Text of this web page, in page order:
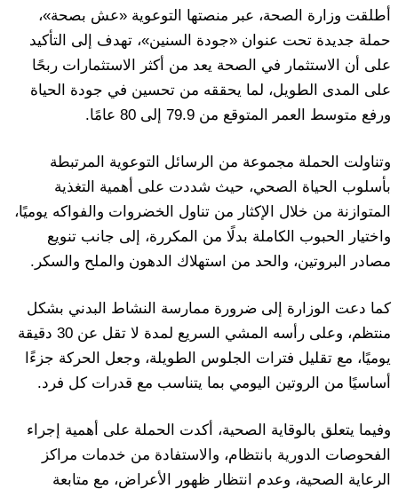
أطلقت وزارة الصحة، عبر منصتها التوعوية «عش بصحة»،
حملة جديدة تحت عنوان «جودة السنين»، تهدف إلى التأكيد
على أن الاستثمار في الصحة يعد من أكثر الاستثمارات ربحًا
على المدى الطويل، لما يحققه من تحسين في جودة الحياة
ورفع متوسط العمر المتوقع من 79.9 إلى 80 عامًا.
وتناولت الحملة مجموعة من الرسائل التوعوية المرتبطة
بأسلوب الحياة الصحي، حيث شددت على أهمية التغذية
المتوازنة من خلال الإكثار من تناول الخضروات والفواكه يوميًا،
واختيار الحبوب الكاملة بدلًا من المكررة، إلى جانب تنويع
مصادر البروتين، والحد من استهلاك الدهون والملح والسكر.
كما دعت الوزارة إلى ضرورة ممارسة النشاط البدني بشكل
منتظم، وعلى رأسه المشي السريع لمدة لا تقل عن 30 دقيقة
يوميًا، مع تقليل فترات الجلوس الطويلة، وجعل الحركة جزءًا
أساسيًا من الروتين اليومي بما يتناسب مع قدرات كل فرد.
وفيما يتعلق بالوقاية الصحية، أكدت الحملة على أهمية إجراء
الفحوصات الدورية بانتظام، والاستفادة من خدمات مراكز
الرعاية الصحية، وعدم انتظار ظهور الأعراض، مع متابعة